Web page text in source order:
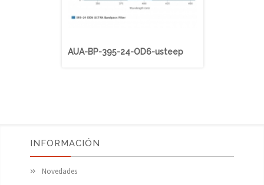
AUA-BP-395-24-OD6-usteep
INFORMACIÓN
Novedades